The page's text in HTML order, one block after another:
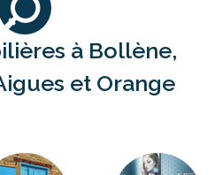
à Bollène,
et Orange